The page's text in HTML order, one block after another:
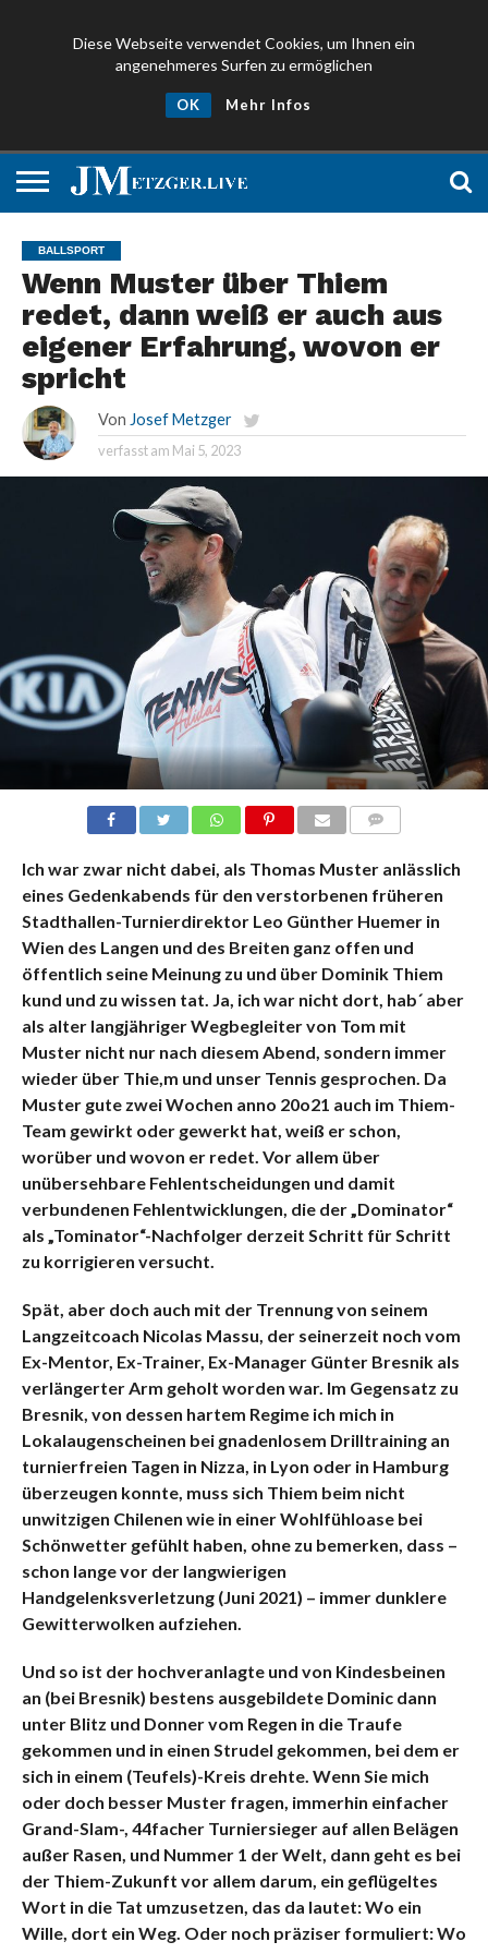
Diese Webseite verwendet Cookies, um Ihnen ein
angenehmeres Surfen zu ermöglichen
OK Mehr Infos
BALLSPORT
Wenn Muster über Thiem
redet, dann weiß er auch aus
eigener Erfahrung, wovon er
spricht
Von Josef Metzger
verfasst am Mai 5, 2023
Ich war zwar nicht dabei, als Thomas Muster anlässlich
eines Gedenkabends für den verstorbenen früheren
Stadthallen-Turnierdirektor Leo Günther Huemer in
Wien des Langen und des Breiten ganz offen und
öffentlich seine Meinung zu und über Dominik Thiem
kund und zu wissen tat. Ja, ich war nicht dort, hab´ aber
als alter langjähriger Wegbegleiter von Tom mit
Muster nicht nur nach diesem Abend, sondern immer
wieder über Thie,m und unser Tennis gesprochen. Da
Muster gute zwei Wochen anno 20o21 auch im Thiem-
Team gewirkt oder gewerkt hat, weiß er schon,
worüber und wovon er redet. Vor allem über
unübersehbare Fehlentscheidungen und damit
verbundenen Fehlentwicklungen, die der „Dominator“
als „Tominator“-Nachfolger derzeit Schritt für Schritt
zu korrigieren versucht.
Spät, aber doch auch mit der Trennung von seinem
Langzeitcoach Nicolas Massu, der seinerzeit noch vom
Ex-Mentor, Ex-Trainer, Ex-Manager Günter Bresnik als
verlängerter Arm geholt worden war. Im Gegensatz zu
Bresnik, von dessen hartem Regime ich mich in
Lokalaugenscheinen bei gnadenlosem Drilltraining an
turnierfreien Tagen in Nizza, in Lyon oder in Hamburg
überzeugen konnte, muss sich Thiem beim nicht
unwitzigen Chilenen wie in einer Wohlfühloase bei
Schönwetter gefühlt haben, ohne zu bemerken, dass –
schon lange vor der langwierigen
Handgelenksverletzung (Juni 2021) – immer dunklere
Gewitterwolken aufziehen.
Und so ist der hochveranlagte und von Kindesbeinen
an (bei Bresnik) bestens ausgebildete Dominic dann
unter Blitz und Donner vom Regen in die Traufe
gekommen und in einen Strudel gekommen, bei dem er
sich in einem (Teufels)-Kreis drehte. Wenn Sie mich
oder doch besser Muster fragen, immerhin einfacher
Grand-Slam-, 44facher Turniersieger auf allen Belägen
außer Rasen, und Nummer 1 der Welt, dann geht es bei
der Thiem-Zukunft vor allem darum, ein geflügeltes
Wort in die Tat umzusetzen, das da lautet: Wo ein
Wille, dort ein Weg. Oder noch präziser formuliert: Wo